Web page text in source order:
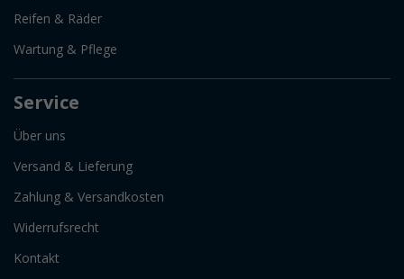
Reifen & Räder
Wartung & Pflege
Service
Über uns
Versand & Lieferung
Zahlung & Versandkosten
Widerrufsrecht
Kontakt